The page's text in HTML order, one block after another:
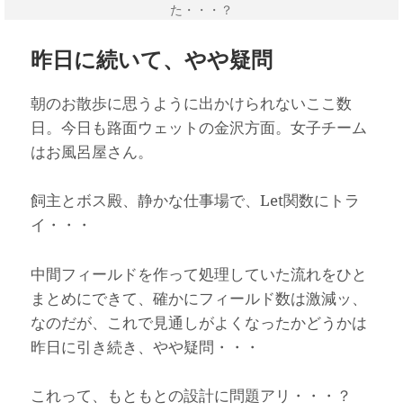
た・・・？
昨日に続いて、やや疑問
朝のお散歩に思うように出かけられないここ数
日。今日も路面ウェットの金沢方面。女子チーム
はお風呂屋さん。
飼主とボス殿、静かな仕事場で、Let関数にトラ
イ・・・
中間フィールドを作って処理していた流れをひと
まとめにできて、確かにフィールド数は激減ッ、
なのだが、これで見通しがよくなったかどうかは
昨日に引き続き、やや疑問・・・
これって、もともとの設計に問題アリ・・・？